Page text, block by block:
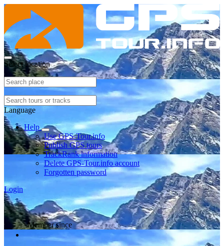
Select location
Language
Help
Use GPS-Tour.info
Publish GPS tours
TrackRank information
Delete GPS-Tour.info account
Forgotten password
Login
Member since